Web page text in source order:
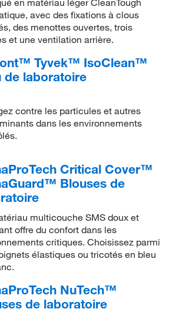
en matériau léger CleanTough
avec des fixations à clous
des menottes ouvertes, trois
et une ventilation arrière.
Tyvek™ IsoClean™
de laboratoire
contre les particules et autres
dans les environnements
Critical Cover™
Blouses de
multicouche SMS doux et
offre du confort dans les
critiques. Choisissez parmi
élastiques ou tricotés en bleu
NuTech™
de laboratoire